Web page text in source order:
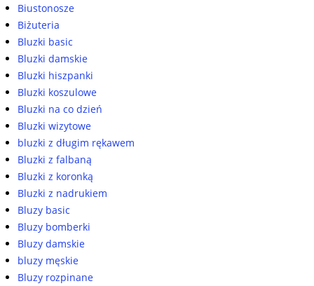
Biustonosze
Biżuteria
Bluzki basic
Bluzki damskie
Bluzki hiszpanki
Bluzki koszulowe
Bluzki na co dzień
Bluzki wizytowe
bluzki z długim rękawem
Bluzki z falbaną
Bluzki z koronką
Bluzki z nadrukiem
Bluzy basic
Bluzy bomberki
Bluzy damskie
bluzy męskie
Bluzy rozpinane